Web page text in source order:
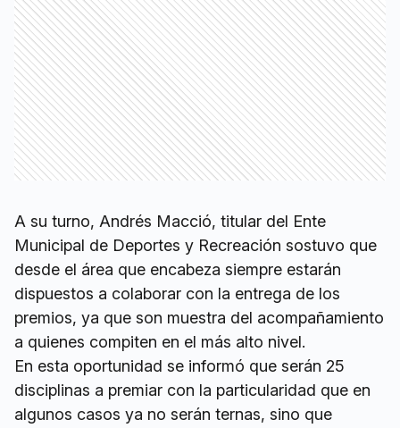
A su turno, Andrés Macció, titular del Ente
Municipal de Deportes y Recreación sostuvo que
desde el área que encabeza siempre estarán
dispuestos a colaborar con la entrega de los
premios, ya que son muestra del acompañamiento
a quienes compiten en el más alto nivel.
En esta oportunidad se informó que serán 25
disciplinas a premiar con la particularidad que en
algunos casos ya no serán ternas, sino que